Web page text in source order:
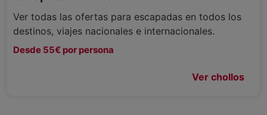
Ver todas las ofertas para escapadas en todos los
destinos, viajes nacionales e internacionales.
Desde 55€ por persona
Ver chollos